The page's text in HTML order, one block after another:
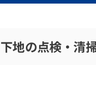
下地の点検・清